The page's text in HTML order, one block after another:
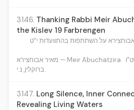
3146. Thanking Rabbi Meir
the Kislev 19 Farbrengen
על השתתפות בהתוועדות י"ט
מאיר אבוחצירא — Meir Abuchatzira
ברוקלין, נ.י.
3147. Long Silence, Inner
Revealing Living Waters